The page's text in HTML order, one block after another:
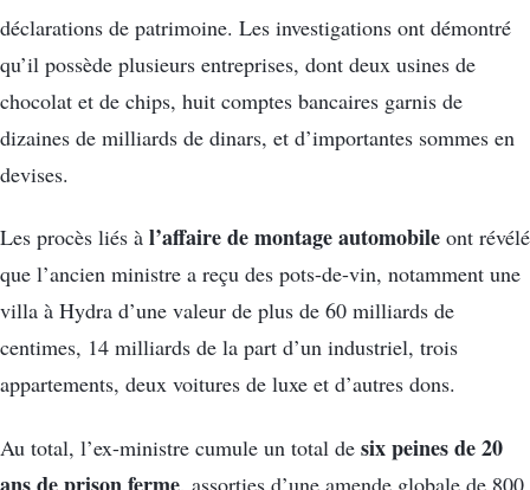
déclarations de patrimoine. Les investigations ont démontré
qu’il possède plusieurs entreprises, dont deux usines de
chocolat et de chips, huit comptes bancaires garnis de
dizaines de milliards de dinars, et d’importantes sommes en
devises.
Les procès liés à l’affaire de montage automobile ont révélé
que l’ancien ministre a reçu des pots-de-vin, notamment une
villa à Hydra d’une valeur de plus de 60 milliards de
centimes, 14 milliards de la part d’un industriel, trois
appartements, deux voitures de luxe et d’autres dons.
Au total, l’ex-ministre cumule un total de six peines de 20
ans de prison ferme, assorties d’une amende globale de 800